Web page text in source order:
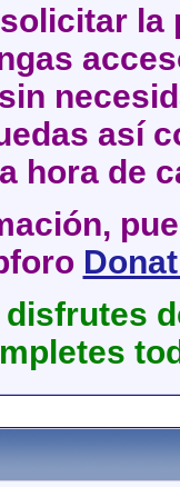
así
hora de
disfrutes